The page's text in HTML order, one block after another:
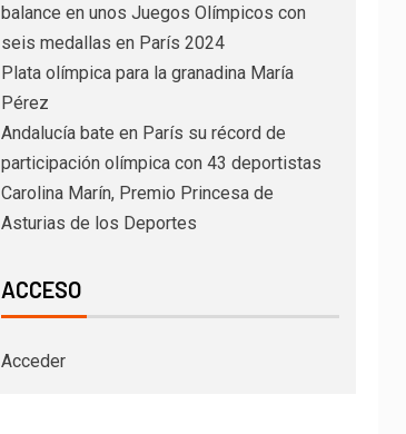
balance en unos Juegos Olímpicos con
seis medallas en París 2024
Plata olímpica para la granadina María
Pérez
Andalucía bate en París su récord de
participación olímpica con 43 deportistas
Carolina Marín, Premio Princesa de
Asturias de los Deportes
ACCESO
Acceder